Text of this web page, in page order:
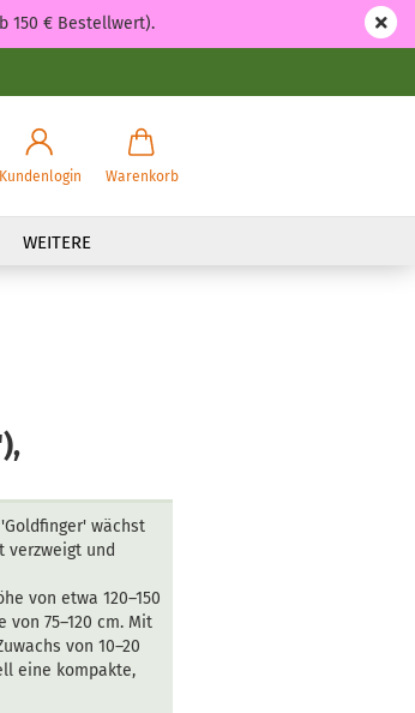
Kundenlogin Warenkorb
150 € Bestellwert).
WEITERE
wächst
verzweigt und
von etwa 120–150
75–120 cm. Mit
von 10–20
eine kompakte,